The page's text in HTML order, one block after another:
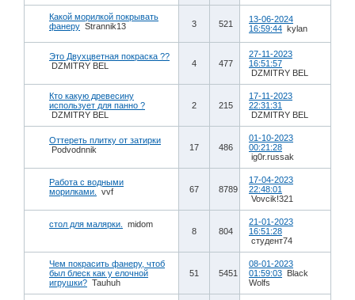
Какой морилкой покрывать
фанеру Strannik13 3 521
13-06-2024
16:59:44 kylan
Это Двухцветная покраска ??
DZMITRY BEL
4 477
27-11-2023
16:51:57
DZMITRY BEL
Кто какую древесину
использует для панно ?
DZMITRY BEL
2 215
17-11-2023
22:31:31
DZMITRY BEL
Оттереть плитку от затирки
Podvodnnik
17 486
01-10-2023
00:21:28
ig0r.russak
Работа с водными
морилками.
vvf 67 8789
17-04-2023
22:48:01
Vovcik!321
стол для малярки. midom
8 804
21-01-2023
16:51:28
студент74
Чем покрасить фанеру, чтоб
был блеск как у елочной
игрушки? Tauhuh
51 5451
08-01-2023
01:59:03 Black
Wolfs